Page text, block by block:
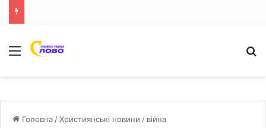
Меню
Головна /Християнські новини / війна